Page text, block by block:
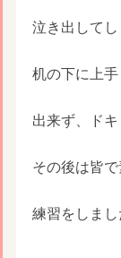
泣き出してし
机の下に上
出来ず、ド
その後は皆
練習をしまし